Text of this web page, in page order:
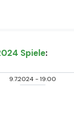
Spiele:
9.7.2024-19:00